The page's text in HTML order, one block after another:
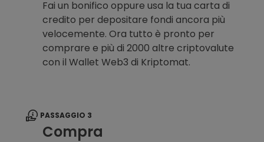
Fai un bonifico oppure usa la tua carta di
credito per depositare fondi ancora più
velocemente. Ora tutto è pronto per
comprare e più di 2000 altre criptovalute
con il Wallet Web3 di Kriptomat.
PASSAGGIO 3
Compra